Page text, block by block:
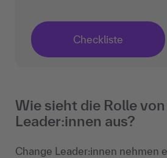
Checkliste
Wie sieht die Rolle
Leader:innen aus?
Change Leader:innen nehmen